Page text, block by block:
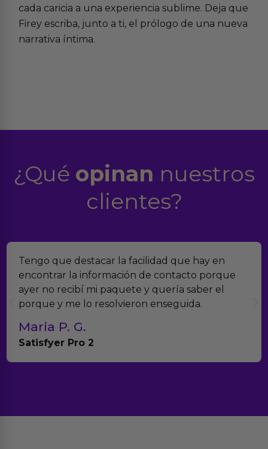
cada caricia a una experiencia sublime. Deja que
Firey escriba, junto a ti, el prólogo de una nueva
narrativa íntima.
¿Qué opinan nuestros
clientes?
Encontramos Erotiks a través de Google y la
verdad es que nos han sorprendido. Tienen
muchísimos productos y han sido super atentos
con el seguimiento del pedido.
Teresa y Diego
Anna Huevo Vibrador